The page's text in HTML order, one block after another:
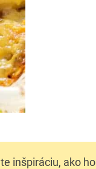
inšpiráciu, ako ho